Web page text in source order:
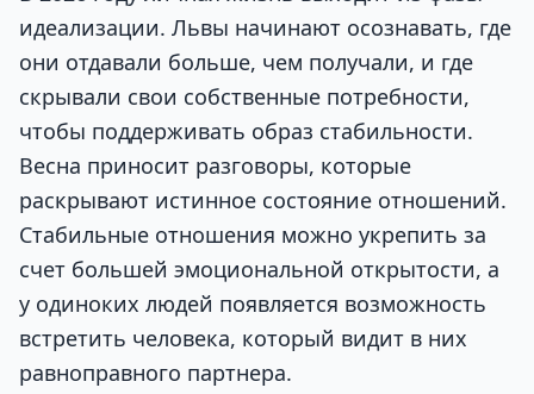
идеализации. Львы начинают осознавать, где
они отдавали больше, чем получали, и где
скрывали свои собственные потребности,
чтобы поддерживать образ стабильности.
Весна приносит разговоры, которые
раскрывают истинное состояние отношений.
Стабильные отношения можно укрепить за
счет большей эмоциональной открытости, а
у одиноких людей появляется возможность
встретить человека, который видит в них
равноправного партнера.